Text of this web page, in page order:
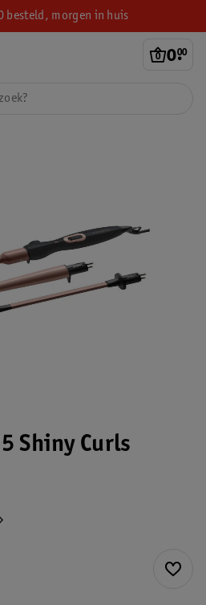
besteld, morgen in huis
0.
00
Shiny Curls